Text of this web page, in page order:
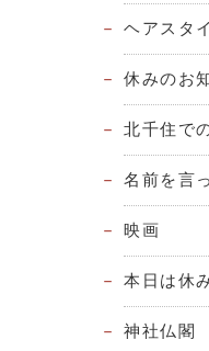
ヘアスタ
休みのお
北千住で
名前を言
映画
本日は休
神社仏閣